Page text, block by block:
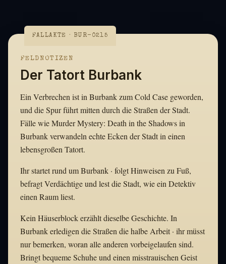
FALLAKTE · BUR-0215
FELDNOTIZEN
Der Tatort Burbank
Ein Verbrechen ist in Burbank zum Cold Case geworden,
und die Spur führt mitten durch die Straßen der Stadt.
Fälle wie Murder Mystery: Death in the Shadows in
Burbank verwandeln echte Ecken der Stadt in einen
lebensgroßen Tatort.
Ihr startet rund um Burbank · folgt Hinweisen zu Fuß,
befragt Verdächtige und lest die Stadt, wie ein Detektiv
einen Raum liest.
Kein Häuserblock erzählt dieselbe Geschichte. In
Burbank erledigen die Straßen die halbe Arbeit · ihr müsst
nur bemerken, woran alle anderen vorbeigelaufen sind.
Bringt bequeme Schuhe und einen misstrauischen Geist